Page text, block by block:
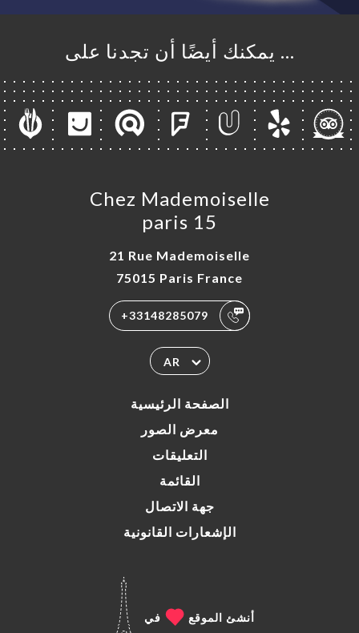
… يمكنك أيضًا أن تجدنا على
Chez Mademoiselle
paris 15
21 Rue Mademoiselle
75015 Paris France
+33148285079
AR
الصفحة الرئيسية
معرض الصور
التعليقات
القائمة
جهة الاتصال
الإشعارات القانونية
أنشئ الموقع في